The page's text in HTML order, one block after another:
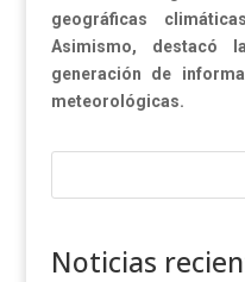
geográficas
Asimismo, destacó
generación de
meteorológicas.
Noticias